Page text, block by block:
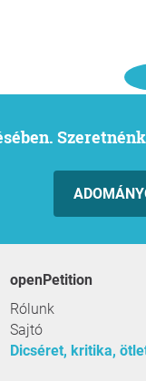
openPetition
Rólunk
Sajtó
Dicséret, kritika,